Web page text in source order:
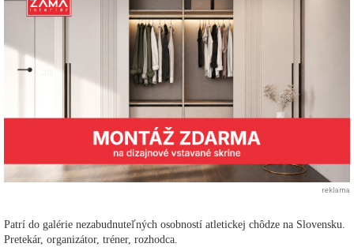
reklama
Patrí do galérie nezabudnuteľných osobností atletickej chôdze na Slovensku.
Pretekár, organizátor, tréner, rozhodca.